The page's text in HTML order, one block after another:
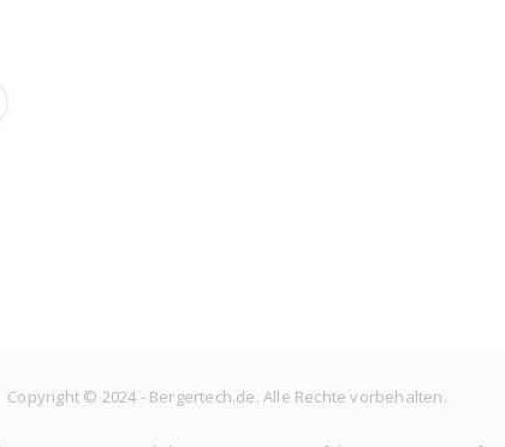
Copyright © 2024 - Bergertech.de. Alle Rechte vorbehalten.